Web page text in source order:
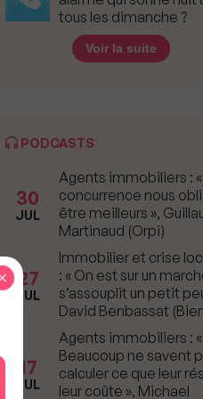
tous les dimanche ?
Voir la suite
PODCASTS
30
JUL
Agents immobiliers : «
concurrence nous
être meilleurs »,
Martinaud (Orpi)
27
JUL
Immobilier et crise
: « On est sur un
s’assouplit un petit
David Benbassat
17
JUL
Agents immobiliers : «
Beaucoup ne savent
calculer ce que leur
leur coûte », Michael